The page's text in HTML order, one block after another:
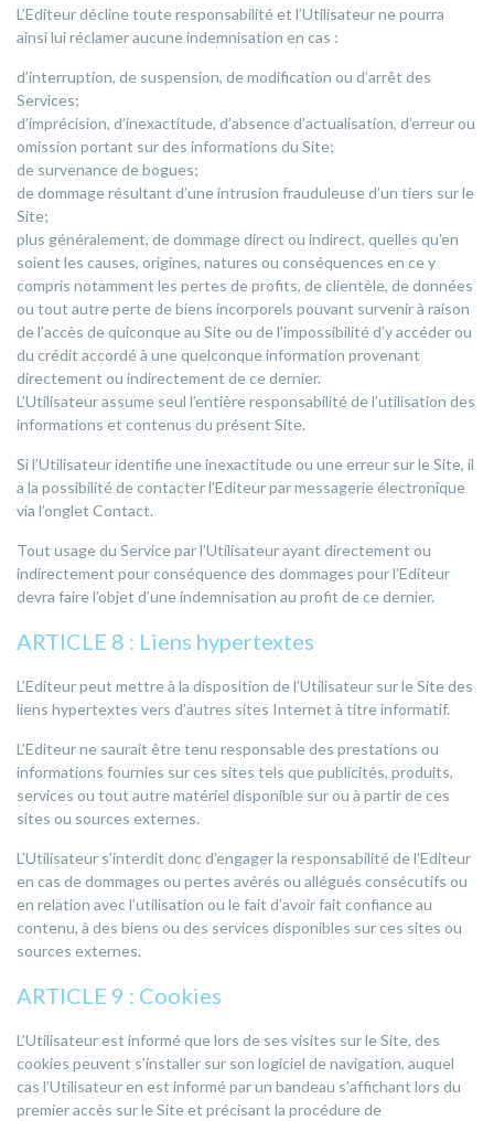
L’Editeur décline toute responsabilité et l’Utilisateur ne pourra
ainsi lui réclamer aucune indemnisation en cas :
d’interruption, de suspension, de modification ou d’arrêt des
Services;
d’imprécision, d’inexactitude, d’absence d’actualisation, d’erreur ou
omission portant sur des informations du Site;
de survenance de bogues;
de dommage résultant d’une intrusion frauduleuse d’un tiers sur le
Site;
plus généralement, de dommage direct ou indirect, quelles qu’en
soient les causes, origines, natures ou conséquences en ce y
compris notamment les pertes de profits, de clientèle, de données
ou tout autre perte de biens incorporels pouvant survenir à raison
de l’accès de quiconque au Site ou de l’impossibilité d’y accéder ou
du crédit accordé à une quelconque information provenant
directement ou indirectement de ce dernier.
L’Utilisateur assume seul l’entière responsabilité de l’utilisation des
informations et contenus du présent Site.
Si l’Utilisateur identifie une inexactitude ou une erreur sur le Site, il
a la possibilité de contacter l’Editeur par messagerie électronique
via l’onglet Contact.
Tout usage du Service par l’Utilisateur ayant directement ou
indirectement pour conséquence des dommages pour l’Editeur
devra faire l’objet d’une indemnisation au profit de ce dernier.
ARTICLE 8 : Liens hypertextes
L’Editeur peut mettre à la disposition de l’Utilisateur sur le Site des
liens hypertextes vers d’autres sites Internet à titre informatif.
L’Editeur ne saurait être tenu responsable des prestations ou
informations fournies sur ces sites tels que publicités, produits,
services ou tout autre matériel disponible sur ou à partir de ces
sites ou sources externes.
L’Utilisateur s’interdit donc d’engager la responsabilité de l’Editeur
en cas de dommages ou pertes avérés ou allégués consécutifs ou
en relation avec l’utilisation ou le fait d’avoir fait confiance au
contenu, à des biens ou des services disponibles sur ces sites ou
sources externes.
ARTICLE 9 : Cookies
L’Utilisateur est informé que lors de ses visites sur le Site, des
cookies peuvent s’installer sur son logiciel de navigation, auquel
cas l’Utilisateur en est informé par un bandeau s’affichant lors du
premier accès sur le Site et précisant la procédure de